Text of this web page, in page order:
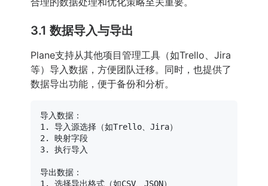
3.1 数据导入与导出
Plane支持从其他项目管理工具（如Trello、Jira
等）导入数据，方便团队迁移。同时，也提供了
数据导出功能，便于备份和分析。
导入数据：
1. 导入源选择（如Trello、Jira）
2. 映射字段
3. 执行导入
导出数据：
1. 选择导出格式（如CSV、JSON）